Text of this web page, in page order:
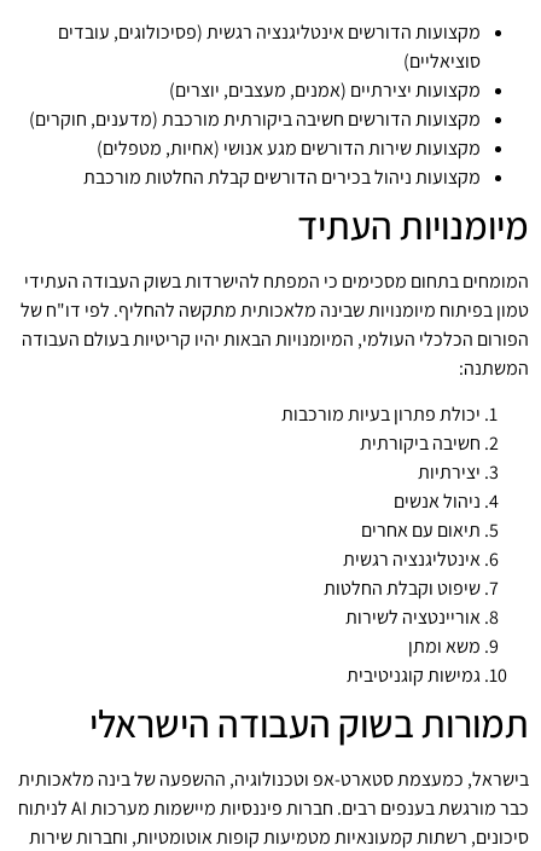
מקצועות הדורשים אינטליגנציה רגשית (פסיכולוגים, עובדים
סוציאליים)
מקצועות יצירתיים (אמנים, מעצבים, יוצרים)
מקצועות הדורשים חשיבה ביקורתית מורכבת (מדענים, חוקרים)
מקצועות שירות הדורשים מגע אנושי (אחיות, מטפלים)
מקצועות ניהול בכירים הדורשים קבלת החלטות מורכבת
מיומנויות העתיד
המומחים בתחום מסכימים כי המפתח להישרדות בשוק העבודה העתידי
טמון בפיתוח מיומנויות שבינה מלאכותית מתקשה להחליף. לפי דו"ח של
הפורום הכלכלי העולמי, המיומנויות הבאות יהיו קריטיות בעולם העבודה
המשתנה:
יכולת פתרון בעיות מורכבות
חשיבה ביקורתית
יצירתיות
ניהול אנשים
תיאום עם אחרים
אינטליגנציה רגשית
שיפוט וקבלת החלטות
אוריינטציה לשירות
משא ומתן
גמישות קוגניטיבית
תמורות בשוק העבודה הישראלי
בישראל, כמעצמת סטארט-אפ וטכנולוגיה, ההשפעה של בינה מלאכותית
כבר מורגשת בענפים רבים. חברות פיננסיות מיישמות מערכות AI לניתוח
סיכונים, רשתות קמעונאיות מטמיעות קופות אוטומטיות, וחברות שירות